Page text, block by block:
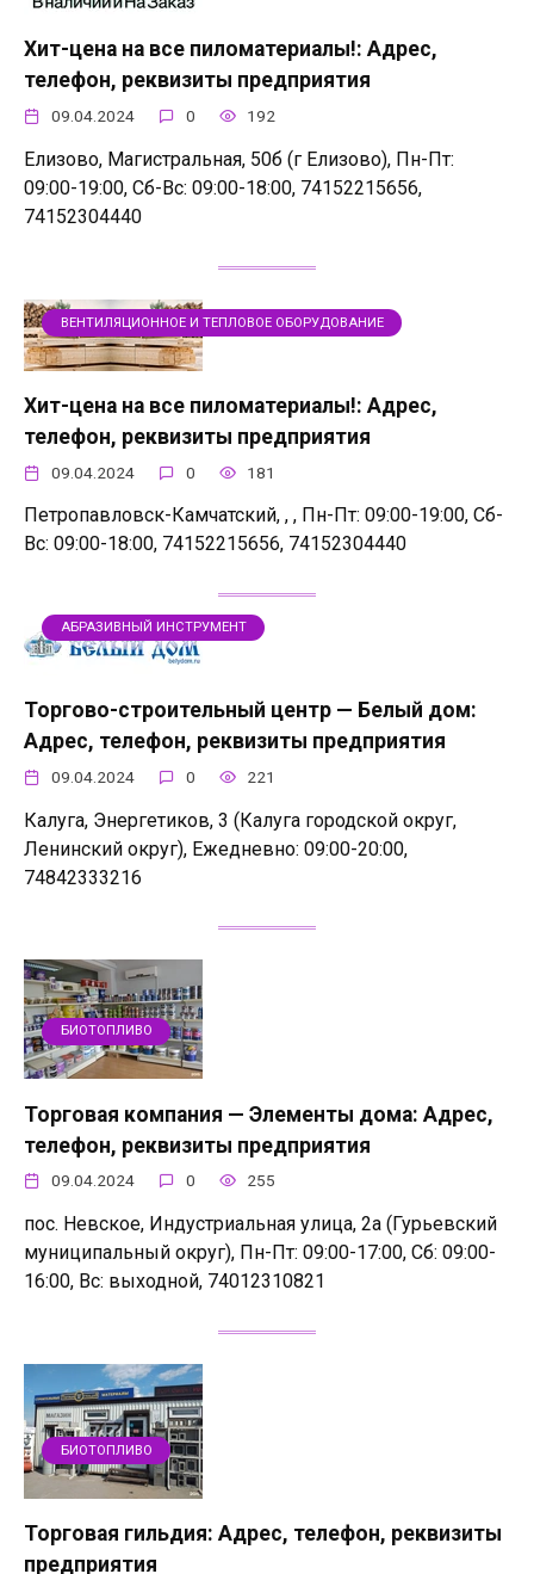
Хит-цена на все пиломатериалы!: Адрес,
телефон, реквизиты предприятия
09.04.2024 0 192
Елизово, Магистральная, 50б (г Елизово), Пн-Пт:
09:00-19:00, Сб-Вс: 09:00-18:00, 74152215656,
74152304440
ВЕНТИЛЯЦИОННОЕ И ТЕПЛОВОЕ ОБОРУДОВАНИЕ
Хит-цена на все пиломатериалы!: Адрес,
телефон, реквизиты предприятия
09.04.2024 0 181
Петропавловск-Камчатский, , , Пн-Пт: 09:00-19:00, Сб-
Вс: 09:00-18:00, 74152215656, 74152304440
АБРАЗИВНЫЙ ИНСТРУМЕНТ
Торгово-строительный центр — Белый дом:
Адрес, телефон, реквизиты предприятия
09.04.2024 0 221
Калуга, Энергетиков, 3 (Калуга городской округ,
Ленинский округ), Ежедневно: 09:00-20:00,
74842333216
БИОТОПЛИВО
Торговая компания — Элементы дома: Адрес,
телефон, реквизиты предприятия
09.04.2024 0 255
пос. Невское, Индустриальная улица, 2а (Гурьевский
муниципальный округ), Пн-Пт: 09:00-17:00, Сб: 09:00-
16:00, Вс: выходной, 74012310821
БИОТОПЛИВО
Торговая гильдия: Адрес, телефон, реквизиты
предприятия